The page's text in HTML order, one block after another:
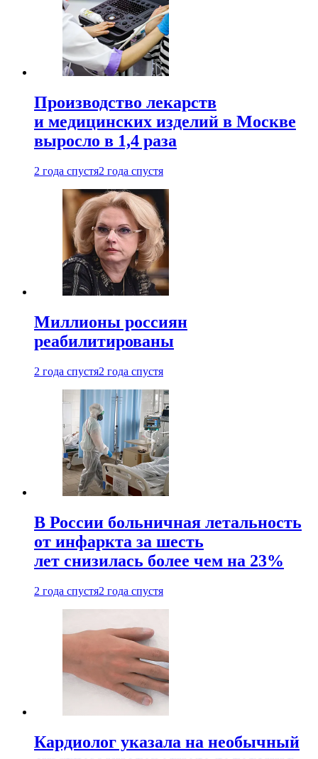
Производство лекарств
и медицинских изделий в Москве
выросло в 1,4 раза
2 года спустя2 года спустя
Миллионы россиян
реабилитированы
2 года спустя2 года спустя
В России больничная летальность
от инфаркта за шесть
лет снизилась более чем на 23%
2 года спустя2 года спустя
Кардиолог указала на необычный